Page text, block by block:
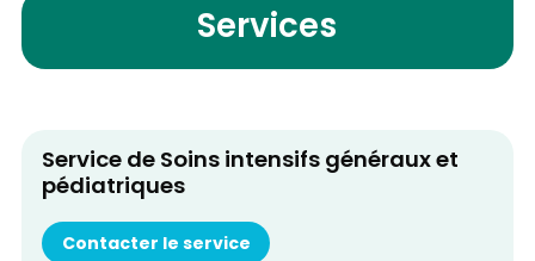
Services
Service de Soins intensifs généraux et
pédiatriques
Contacter le service